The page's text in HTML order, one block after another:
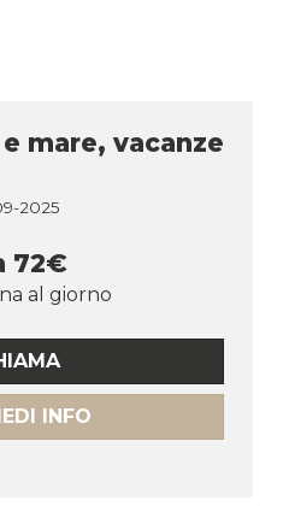
mare, vacanze
2025
72€
al giorno
INFO